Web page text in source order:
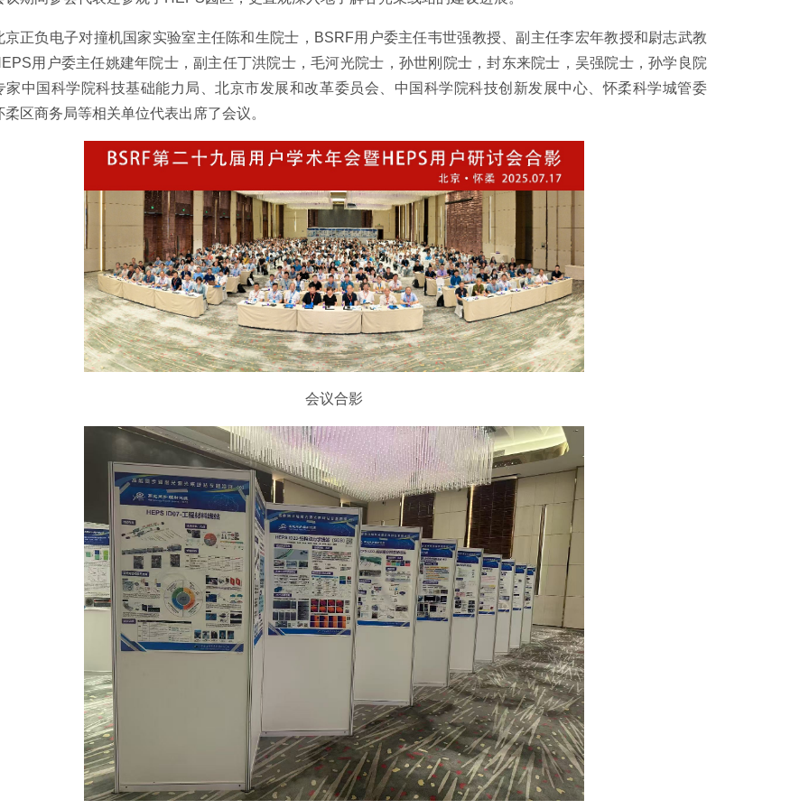
京正负电子对撞机国家实验室主任陈和生院士，BSRF用户委主任韦世强教授、副主任李宏年教授和尉志武教
用户委主任姚建年院士，副主任丁洪院士，毛河光院士，孙世刚院士，封东来院士，吴强院士，孙学良院
家中国科学院科技基础能力局、北京市发展和改革委员会、中国科学院科技创新发展中心、怀柔科学城管委
柔区商务局等相关单位代表出席了会议。
会议合影